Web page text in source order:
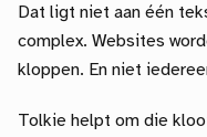
Dat ligt niet aan één
complex. Websites
kloppen. En niet
Tolkie helpt om die